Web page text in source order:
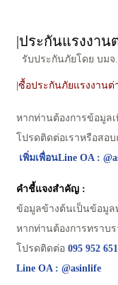
|ประกันแรงงาน
รับประกันภัยโดย บมจ
|ซื้อประกันภัยแรงงานต่
หากท่านต้องการข้อมูล
โปรดติดต่อเราหรือสอบ
เพิ่มเพื่อนLine OA :
คำชี้แจงสำคัญ :
ข้อมูลข้างต้นเป็นข้อมู
หากท่านต้องการทราบ
โปรดติดต่อ 095 952
Line OA : @asinlife